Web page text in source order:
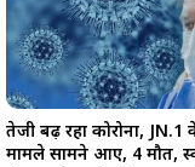
तेजी बढ़ रहा कोरोना,
मामले सामने आए, 4 मौतें,